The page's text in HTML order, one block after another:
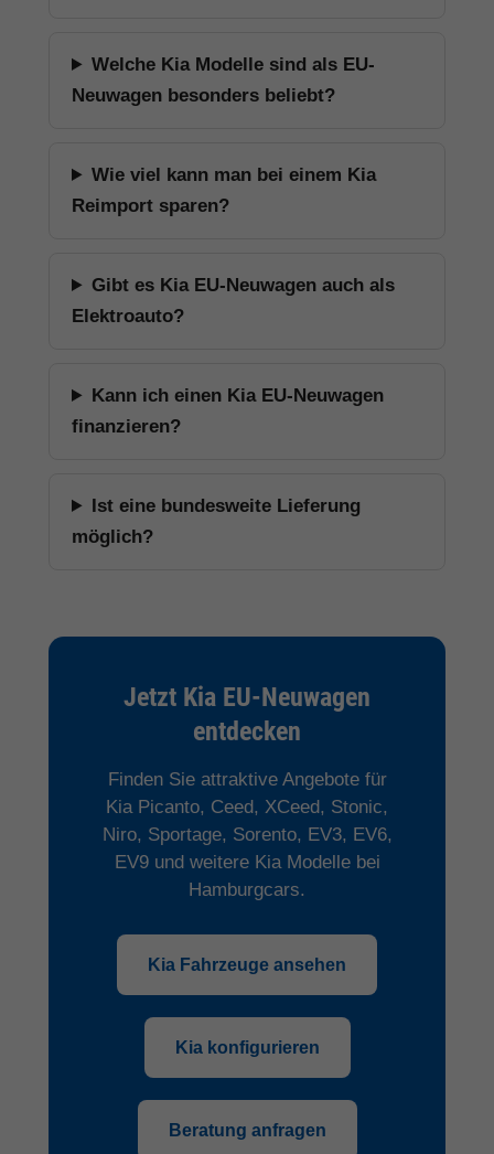
Welche Kia Modelle sind als EU-
Neuwagen besonders beliebt?
Wie viel kann man bei einem Kia
Reimport sparen?
Gibt es Kia EU-Neuwagen auch als
Elektroauto?
Kann ich einen Kia EU-Neuwagen
finanzieren?
Ist eine bundesweite Lieferung
möglich?
Jetzt Kia EU-Neuwagen
entdecken
Finden Sie attraktive Angebote für
Kia Picanto, Ceed, XCeed, Stonic,
Niro, Sportage, Sorento, EV3, EV6,
EV9 und weitere Kia Modelle bei
Hamburgcars.
Kia Fahrzeuge ansehen
Kia konfigurieren
Beratung anfragen